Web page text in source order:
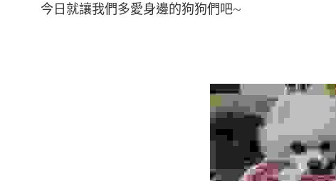
今日就讓我們多愛身邊的狗狗們吧~